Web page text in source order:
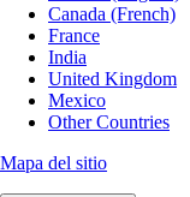
Canada (French)
France
India
United Kingdom
Mexico
Other Countries
Mapa del sitio